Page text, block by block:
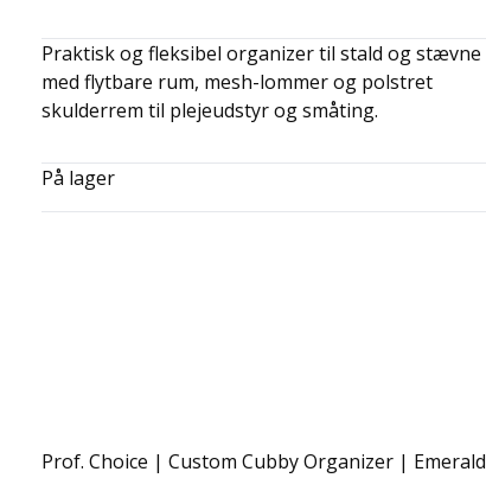
Praktisk og fleksibel organizer til stald og stævne
med flytbare rum, mesh-lommer og polstret
skulderrem til plejeudstyr og småting.
På lager
Prof. Choice | Custom Cubby Organizer | Emerald